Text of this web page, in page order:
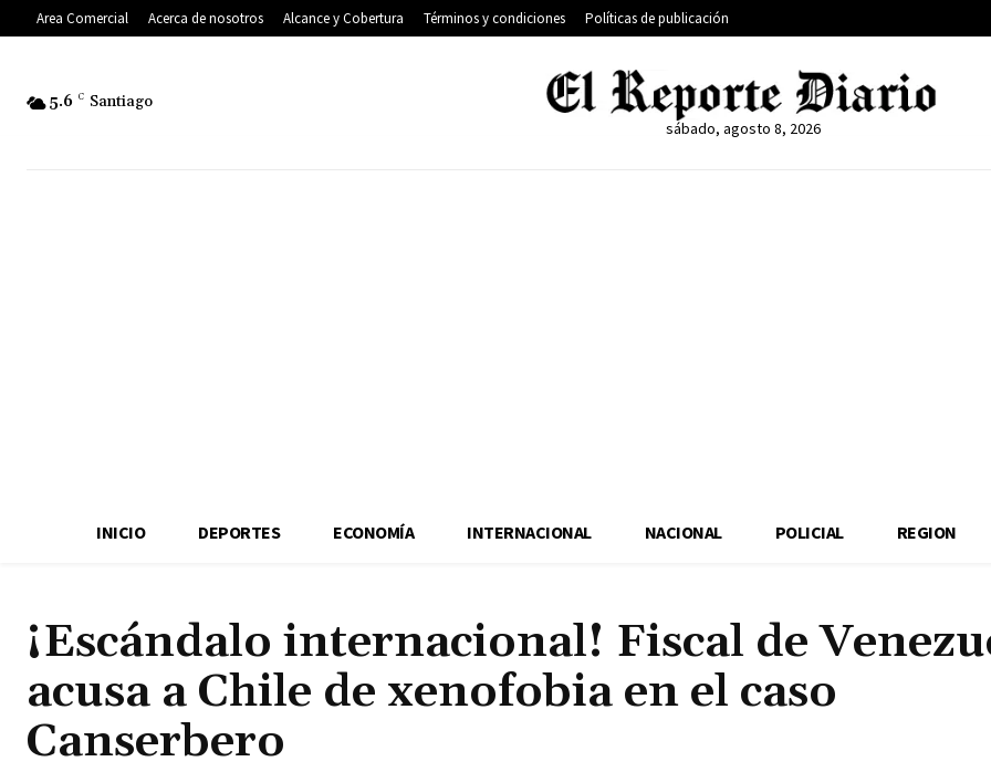
Area Comercial Acerca de nosotros Alcance y Cobertura Términos y condiciones Políticas de publicación
5.6 C Santiago
sábado, agosto 8, 2026
INICIO DEPORTES ECONOMÍA INTERNACIONAL NACIONAL POLICIAL REGION
¡Escándalo internacional! Fiscal de
acusa a Chile de xenofobia en el caso
Canserbero